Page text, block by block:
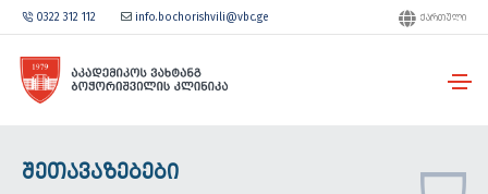
0322 312 112 info.bochorishvili@vbc.ge ᲥᲐᲠᲗᲣᲚᲘ
ᲨᲔᲗᲐᲕᲐᲖᲔᲑᲔᲑᲘ